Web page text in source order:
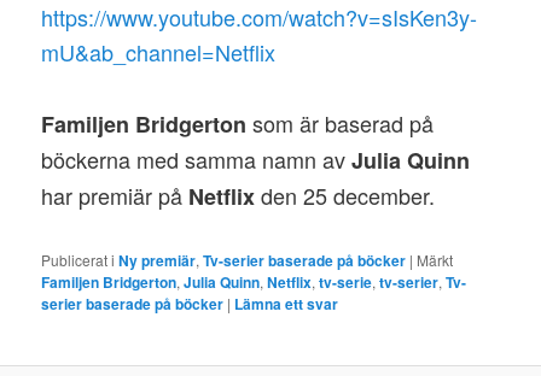
https://www.youtube.com/watch?v=sIsKen3y-
mU&ab_channel=Netflix
Familjen Bridgerton som är baserad på
böckerna med samma namn avJulia Quinn
har premiär på Netflixden 25 december.
Publicerat i Ny premiär,Tv-serier baserade på böcker | Märkt
Familjen Bridgerton,Julia Quinn,Netflix,tv-serie,tv-serier,Tv-
serier baserade på böcker | Lämna ett svar